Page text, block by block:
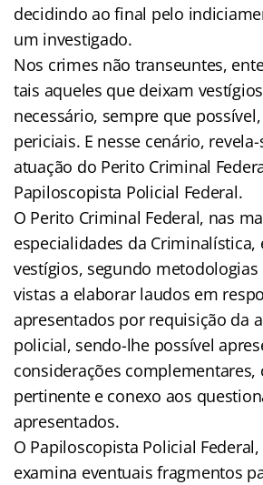
decidindo ao final pelo
um investigado.
Nos crimes não transeuntes,
tais aqueles que deixam
necessário, sempre que
periciais. E nesse cenário,
atuação do Perito Criminal
Papiloscopista Policial Federal.
O Perito Criminal Federal, nas
especialidades da Criminalística,
vestígios, segundo
vistas a elaborar laudos em
apresentados por requisição da
policial, sendo-lhe possível
considerações complementares,
pertinente e conexo aos
apresentados.
O Papiloscopista Policial
examina eventuais fragmentos